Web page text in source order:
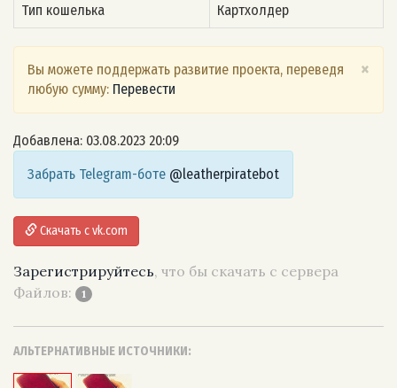
Тип кошелька Картхолдер
×
Вы можете поддержать развитие проекта, переведя
любую сумму: Перевести
Добавлена: 03.08.2023 20:09
Забрать Telegram-боте @leatherpiratebot
Скачать с vk.com
Зарегистрируйтесь, что бы скачать с сервера
Файлов:
1
АЛЬТЕРНАТИВНЫЕ ИСТОЧНИКИ: